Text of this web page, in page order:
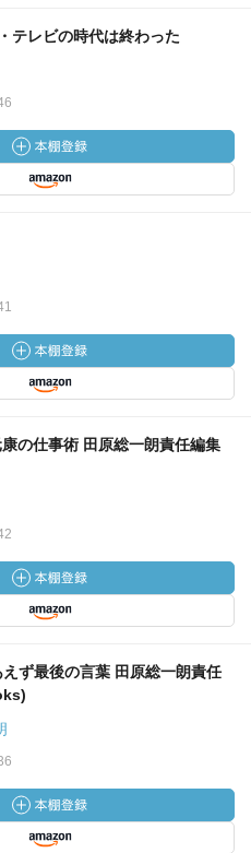
テレビの時代は終わった
の仕事術 田原総一朗責任編集
ず最後の言葉 田原総一朗責任